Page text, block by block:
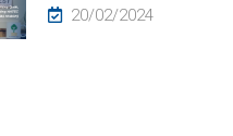
20/02/2024